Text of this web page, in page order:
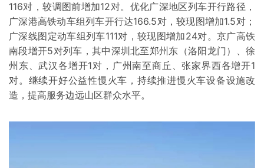
116对，较调图前增加12对。优化广深地区列车开行路径，
广深港高铁动车组列车开行达166.5对，较现图增加1.5对；
广深线图定动车组列车111对，较现图增加24对。京广高铁
南段增开5对列车，其中深圳北至郑州东（洛阳龙门）、徐
州东、武汉各增开1对，广州南至商丘、张家界西各增开1
对。继续开好公益性慢火车，持续推进慢火车设备设施改
造，提高服务边远山区群众水平。